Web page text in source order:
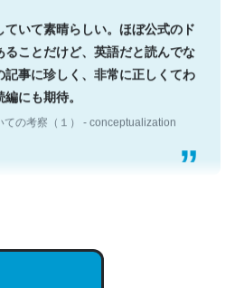
ていて素晴らしい。ほぼ公式のド
ことだけど、英語だと読んでな
記事に珍しく、非常に正しくてわ
にも期待。
貴重な良記事。/続編来た
entry/2023/03/27